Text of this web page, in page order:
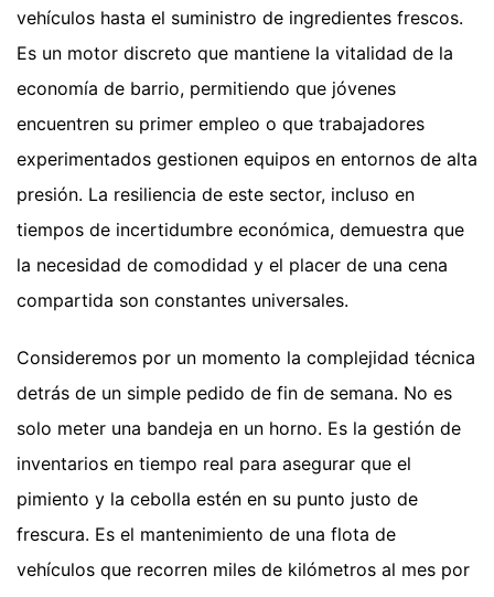
vehículos hasta el suministro de ingredientes frescos.
Es un motor discreto que mantiene la vitalidad de la
economía de barrio, permitiendo que jóvenes
encuentren su primer empleo o que trabajadores
experimentados gestionen equipos en entornos de alta
presión. La resiliencia de este sector, incluso en
tiempos de incertidumbre económica, demuestra que
la necesidad de comodidad y el placer de una cena
compartida son constantes universales.
Consideremos por un momento la complejidad técnica
detrás de un simple pedido de fin de semana. No es
solo meter una bandeja en un horno. Es la gestión de
inventarios en tiempo real para asegurar que el
pimiento y la cebolla estén en su punto justo de
frescura. Es el mantenimiento de una flota de
vehículos que recorren miles de kilómetros al mes por